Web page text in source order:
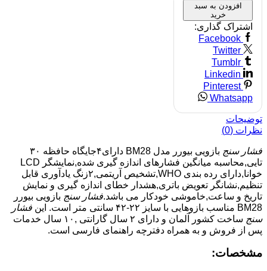
افزودن به سبد
خرید
اشتراک گذاری:
Facebook
Twitter
Tumblr
Linkedin
Pinterest
Whatsapp
توضیحات
نظرات (0)
فشار سنج
بازویی بیورر مدل BM28 دارای۴جایگاه حافظه ۳۰
تایی,محاسبه میانگین فشارهای اندازه گیری شده,نمایشگر LCD
خوانا,دارای رده بندی WHO,تشخیص آریتمی,۲زنگ یادآوری قابل
تنظیم,نشانگر تعویض باتری,هشدار خطای اندازه گیری و نمایش
تاریخ و ساعت,خاموشی خودکار می باشد.فشار سنج بازویی بیورر
BM28 مناسب بازوهایی با سایز ۲۲-۴۲ سانتی متر است. این
فشار
سنج
ساخت کشور آلمان و دارای ۲ سال گارانتی ,۱۰ سال خدمات
پس از فروش و به همراه دفترچه راهنمای فارسی است.
مشخصات: